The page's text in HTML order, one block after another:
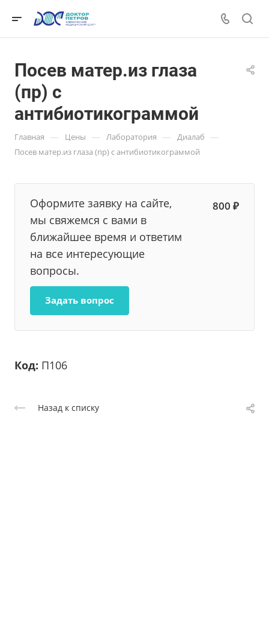
Посев матер.из глаза
(пр) с
антибиотикограммой
Главная — Цены — Лаборатория — Диалаб —
Посев матер.из глаза (пр) с антибиотикограммой
Оформите заявку на сайте,
мы свяжемся с вами в
ближайшее время и ответим
на все интересующие
вопросы.
800 ₽
Задать вопрос
Код: П106
Назад к списку